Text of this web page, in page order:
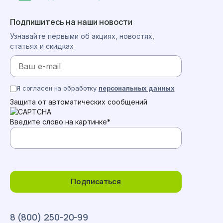
8 (800) 250-20-99
Подпишитесь на наши новости
Узнавайте первыми об акциях, новостях,
статьях и скидках
Подписаться
Я согласен на обработку персональных данных
Защита от автоматических сообщений
Введите слово на картинке*